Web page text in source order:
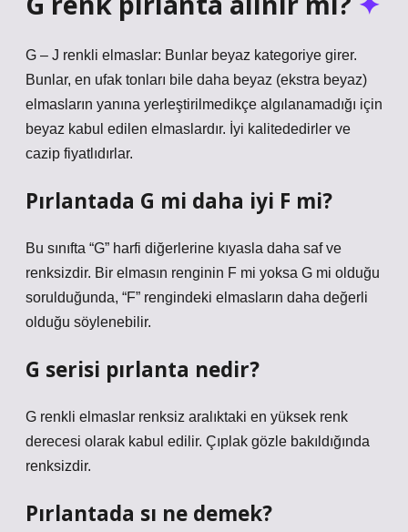
G – J renkli elmaslar: Bunlar beyaz kategoriye girer.
Bunlar, en ufak tonları bile daha beyaz (ekstra beyaz)
elmasların yanına yerleştirilmedikçe algılanamadığı için
beyaz kabul edilen elmaslardır. İyi kalitededirler ve
cazip fiyatlıdırlar.
Pırlantada G mi daha iyi F mi?
Bu sınıfta “G” harfi diğerlerine kıyasla daha saf ve
renksizdir. Bir elmasın renginin F mi yoksa G mi olduğu
sorulduğunda, “F” rengindeki elmasların daha değerli
olduğu söylenebilir.
G serisi pırlanta nedir?
G renkli elmaslar renksiz aralıktaki en yüksek renk
derecesi olarak kabul edilir. Çıplak gözle bakıldığında
renksizdir.
Pırlantada sı ne demek?